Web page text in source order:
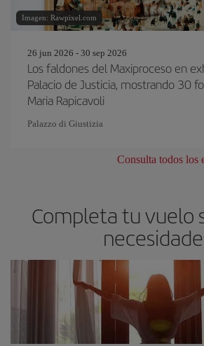
Imagen: Rawpixel.com
26 jun 2026 - 30 sep 2026
Los faldones del Maxiproceso en
Palacio de Justicia, mostrando 30
Maria Rapicavoli
Palazzo di Giustizia
Consulta todos los
Completa tu vuelo